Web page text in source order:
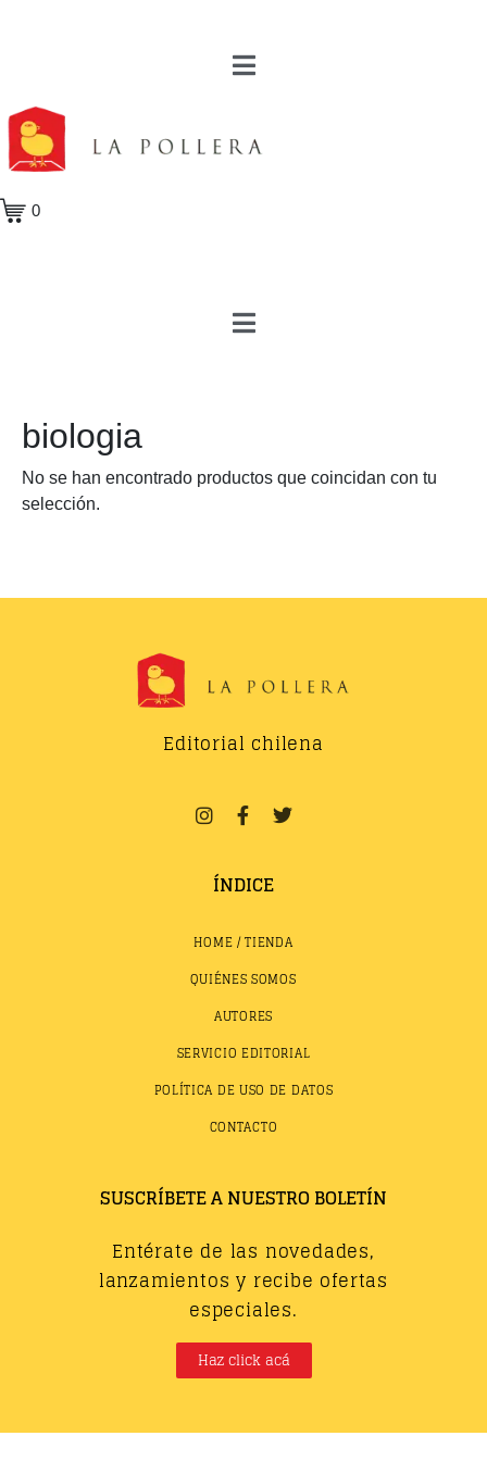
0
biologia
No se han encontrado productos que coincidan con tu
selección.
Editorial chilena
ÍNDICE
HOME / TIENDA
QUIÉNES SOMOS
AUTORES
SERVICIO EDITORIAL
POLÍTICA DE USO DE DATOS
CONTACTO
SUSCRÍBETE A NUESTRO BOLETÍN
Entérate de las novedades,
lanzamientos y recibe ofertas
especiales.
Haz click acá